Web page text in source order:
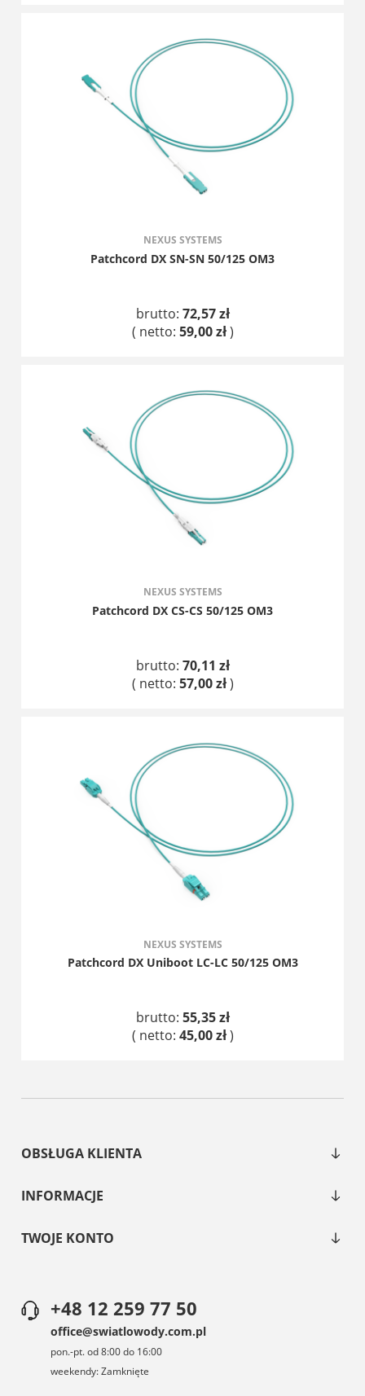
NEXUS SYSTEMS
Patchcord DX SN-SN 50/125 OM3
brutto: 72,57 zł
( netto: 59,00 zł)
NEXUS SYSTEMS
Patchcord DX CS-CS 50/125 OM3
brutto: 70,11 zł
( netto: 57,00 zł)
NEXUS SYSTEMS
Patchcord DX Uniboot LC-LC 50/125 OM3
brutto: 55,35 zł
( netto: 45,00 zł)
OBSŁUGA KLIENTA
INFORMACJE
TWOJE KONTO
+48 12 259 77 50
office@swiatlowody.com.pl
pon.-pt. od 8:00 do 16:00
weekendy: Zamknięte